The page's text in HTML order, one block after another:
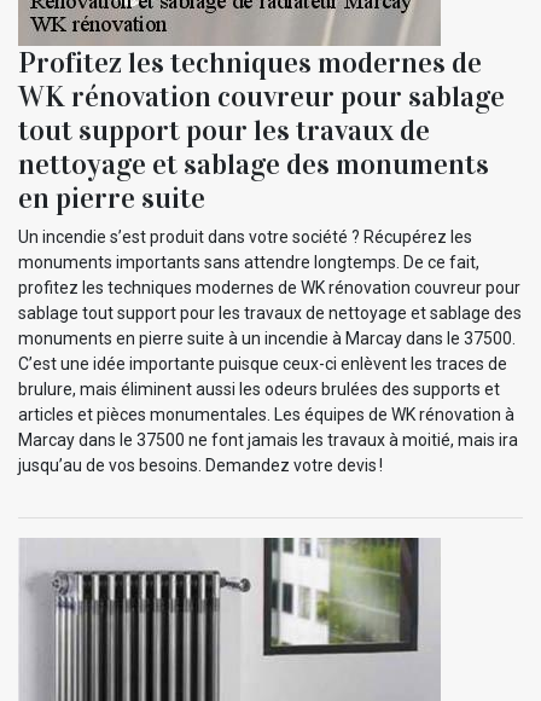
Profitez les techniques modernes de
WK rénovation couvreur pour sablage
tout support pour les travaux de
nettoyage et sablage des monuments
en pierre suite
Un incendie s’est produit dans votre société ? Récupérez les
monuments importants sans attendre longtemps. De ce fait,
profitez les techniques modernes de WK rénovation couvreur pour
sablage tout support pour les travaux de nettoyage et sablage des
monuments en pierre suite à un incendie à Marcay dans le 37500.
C’est une idée importante puisque ceux-ci enlèvent les traces de
brulure, mais éliminent aussi les odeurs brulées des supports et
articles et pièces monumentales. Les équipes de WK rénovation à
Marcay dans le 37500 ne font jamais les travaux à moitié, mais ira
jusqu’au de vos besoins. Demandez votre devis !